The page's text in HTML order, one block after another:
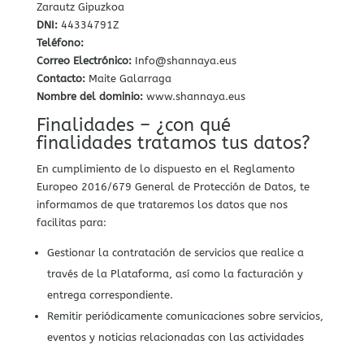
Zarautz Gipuzkoa
DNI:44334791Z
Teléfono:
Correo Electrónico:Info@shannaya.eus
Contacto:Maite Galarraga
Nombre del dominio:www.shannaya.eus
Finalidades – ¿con qué
finalidades tratamos tus datos?
En cumplimiento de lo dispuesto en el Reglamento
Europeo 2016/679 General de Protección de Datos, te
informamos de que trataremos los datos que nos
facilitas para:
Gestionar la contratación de servicios que realice a
través de la Plataforma, así como la facturación y
entrega correspondiente.
Remitir periódicamente comunicaciones sobre servicios,
eventos y noticias relacionadas con las actividades